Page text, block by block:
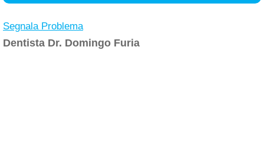
Segnala Problema
Dentista Dr. Domingo Furia